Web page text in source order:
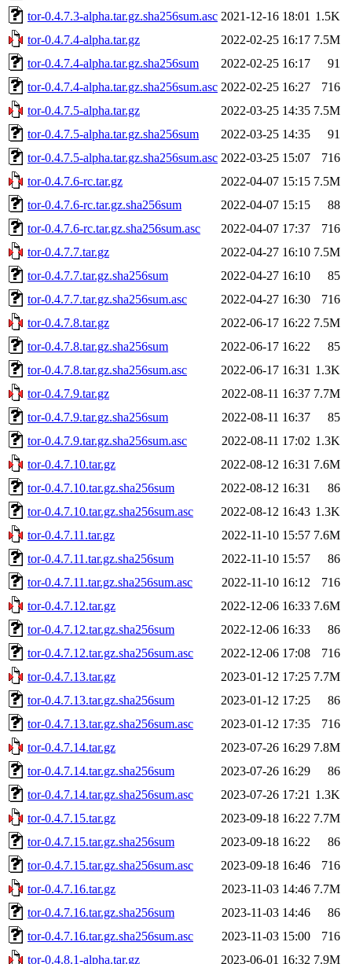
tor-0.4.7.3-alpha.tar.gz.sha256sum.asc 2021-12-16 18:01 1.5K
tor-0.4.7.4-alpha.tar.gz
2022-02-25 16:17 7.5M
tor-0.4.7.4-alpha.tar.gz.sha256sum
2022-02-25 16:17
91
tor-0.4.7.4-alpha.tar.gz.sha256sum.asc 2022-02-25 16:27
716
tor-0.4.7.5-alpha.tar.gz
2022-03-25 14:35 7.5M
tor-0.4.7.5-alpha.tar.gz.sha256sum
2022-03-25 14:35
91
tor-0.4.7.5-alpha.tar.gz.sha256sum.asc 2022-03-25 15:07
716
tor-0.4.7.6-rc.tar.gz
2022-04-07 15:15 7.5M
tor-0.4.7.6-rc.tar.gz.sha256sum
2022-04-07 15:15
88
tor-0.4.7.6-rc.tar.gz.sha256sum.asc
2022-04-07 17:37
716
tor-0.4.7.7.tar.gz
2022-04-27 16:10 7.5M
tor-0.4.7.7.tar.gz.sha256sum
2022-04-27 16:10
85
tor-0.4.7.7.tar.gz.sha256sum.asc
2022-04-27 16:30
716
tor-0.4.7.8.tar.gz
2022-06-17 16:22 7.5M
tor-0.4.7.8.tar.gz.sha256sum
2022-06-17 16:22
85
tor-0.4.7.8.tar.gz.sha256sum.asc
2022-06-17 16:31 1.3K
tor-0.4.7.9.tar.gz
2022-08-11 16:37 7.7M
tor-0.4.7.9.tar.gz.sha256sum
2022-08-11 16:37
85
tor-0.4.7.9.tar.gz.sha256sum.asc
2022-08-11 17:02 1.3K
tor-0.4.7.10.tar.gz
2022-08-12 16:31 7.6M
tor-0.4.7.10.tar.gz.sha256sum
2022-08-12 16:31
86
tor-0.4.7.10.tar.gz.sha256sum.asc
2022-08-12 16:43 1.3K
tor-0.4.7.11.tar.gz
2022-11-10 15:57 7.6M
tor-0.4.7.11.tar.gz.sha256sum
2022-11-10 15:57
86
tor-0.4.7.11.tar.gz.sha256sum.asc
2022-11-10 16:12
716
tor-0.4.7.12.tar.gz
2022-12-06 16:33 7.6M
tor-0.4.7.12.tar.gz.sha256sum
2022-12-06 16:33
86
tor-0.4.7.12.tar.gz.sha256sum.asc
2022-12-06 17:08
716
tor-0.4.7.13.tar.gz
2023-01-12 17:25 7.7M
tor-0.4.7.13.tar.gz.sha256sum
2023-01-12 17:25
86
tor-0.4.7.13.tar.gz.sha256sum.asc
2023-01-12 17:35
716
tor-0.4.7.14.tar.gz
2023-07-26 16:29 7.8M
tor-0.4.7.14.tar.gz.sha256sum
2023-07-26 16:29
86
tor-0.4.7.14.tar.gz.sha256sum.asc
2023-07-26 17:21 1.3K
tor-0.4.7.15.tar.gz
2023-09-18 16:22 7.7M
tor-0.4.7.15.tar.gz.sha256sum
2023-09-18 16:22
86
tor-0.4.7.15.tar.gz.sha256sum.asc
2023-09-18 16:46
716
tor-0.4.7.16.tar.gz
2023-11-03 14:46 7.7M
tor-0.4.7.16.tar.gz.sha256sum
2023-11-03 14:46
86
tor-0.4.7.16.tar.gz.sha256sum.asc
2023-11-03 15:00
716
tor-0.4.8.1-alpha.tar.gz
2023-06-01 16:32 7.9M